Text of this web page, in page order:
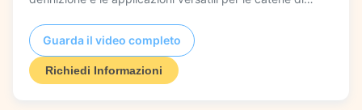
mm, l'alta luminosità e il design a basso consumo
energetico in questa guida dettagliata.
Guarda il video completo
Richiedi Informazioni